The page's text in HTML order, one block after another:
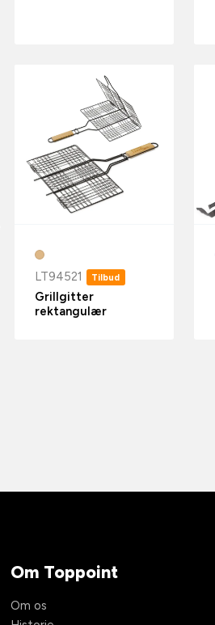
LT94521 Tilbud
Grillgitter
rektangulær
Om Toppoint
Om os